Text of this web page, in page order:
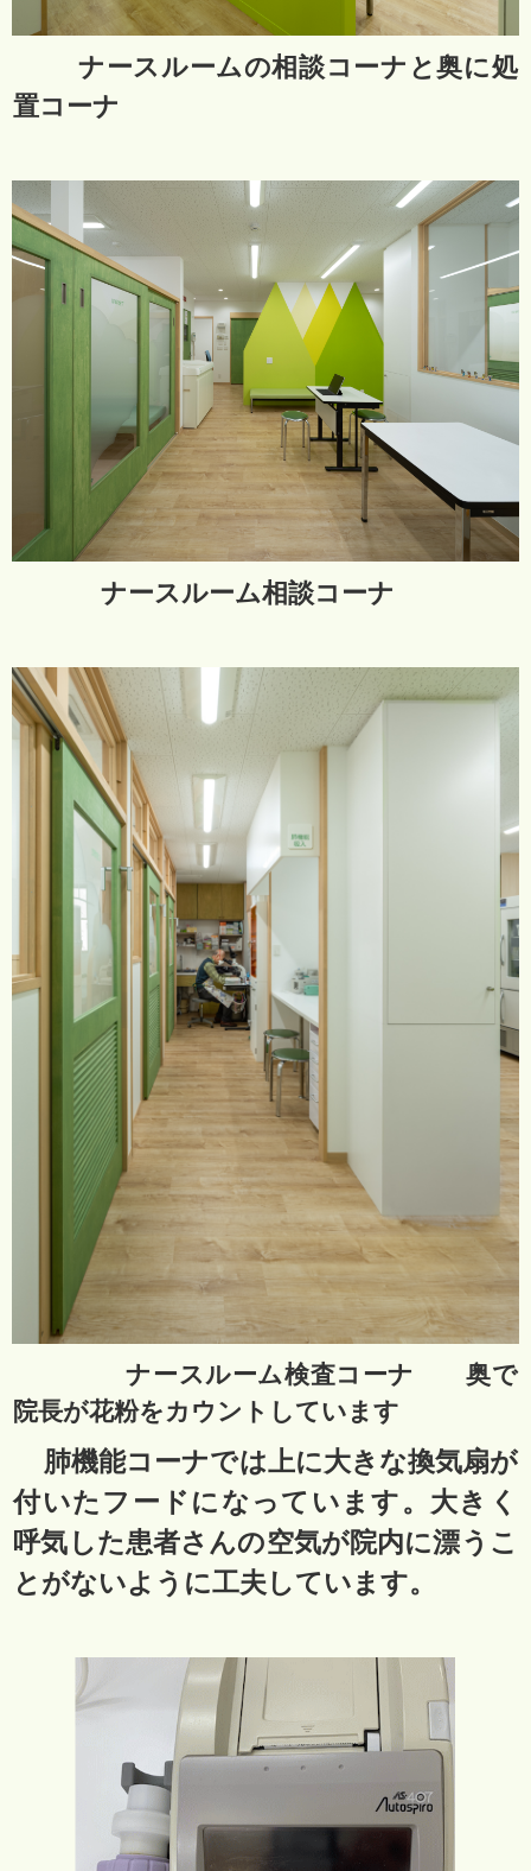
ナースルームの相談コーナと奥に処
置コーナ
ナースルーム相談コーナ
ナースルーム検査コーナ 奥で
院長が花粉をカウントしています
肺機能コーナでは上に大きな換気扇が
付いたフードになっています。大きく
呼気した患者さんの空気が院内に漂うこ
とがないように工夫しています。